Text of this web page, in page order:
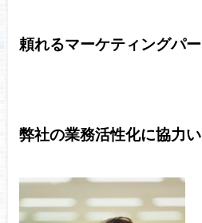
頼れるマーケティングパー
弊社の業務活性化に協力